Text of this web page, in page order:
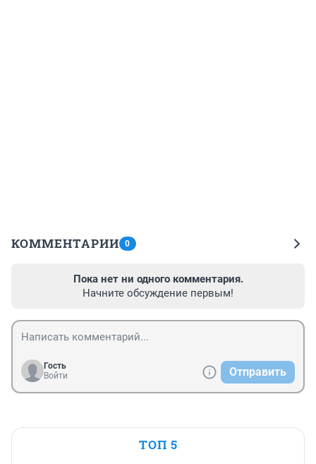
КОММЕНТАРИИ 0
Пока нет ни одного комментария.
Начните обсуждение первым!
Гость
Войти
Отправить
ТОП 5